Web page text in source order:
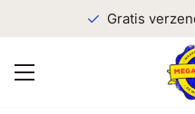
Gratis